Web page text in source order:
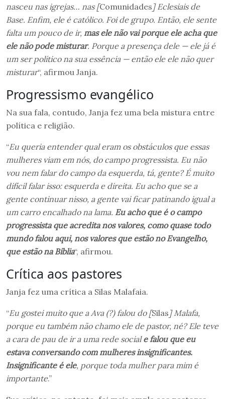
nasceu nas igrejas… nas [Comunidades ] Eclesiais de
Base. Enfim, ele é católico. Foi de grupo. Então, ele sente
falta um pouco de ir, mas ele não vai porque ele acha que
ele não pode misturar. Porque a presença dele — ele já é
um ser político na sua essência — então ele ele não quer
misturar“, afirmou Janja.
Progressismo evangélico
Na sua fala, contudo, Janja fez uma bela mistura entre
política e religião.
“Eu queria entender qual eram os obstáculos que essas
mulheres viam em nós, do campo progressista. Eu não
vou nem falar do campo da esquerda, tá, gente? É muito
difícil falar isso: esquerda e direita. Eu acho que se a
gente continuar nisso, a gente vai ficar patinando igual a
um carro encalhado na lama. Eu acho que é o campo
progressista que acredita nos valores, como quase todo
mundo falou aqui, nos valores que estão no Evangelho,
que estão na Bíblia“, afirmou.
Crítica aos pastores
Janja fez uma crítica a Silas Malafaia.
“Eu gostei muito que a Ava (?) falou do [Silas ] Malafa,
porque eu também não chamo ele de pastor, né? Ele teve
a cara de pau de ir a uma rede sociale falou que eu
estava conversando com mulheres insignificantes.
Insignificante é ele, porque toda mulher para mim é
importante.”